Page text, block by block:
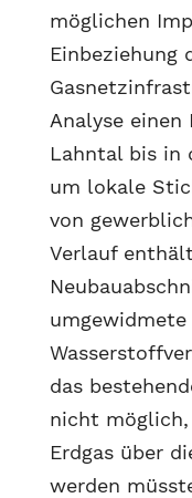
möglichen
Einbeziehung
Analyse
Lahntal bis in
um lokale
von
Verlauf
umgewidmete
das
nicht
Erdgas über
werden